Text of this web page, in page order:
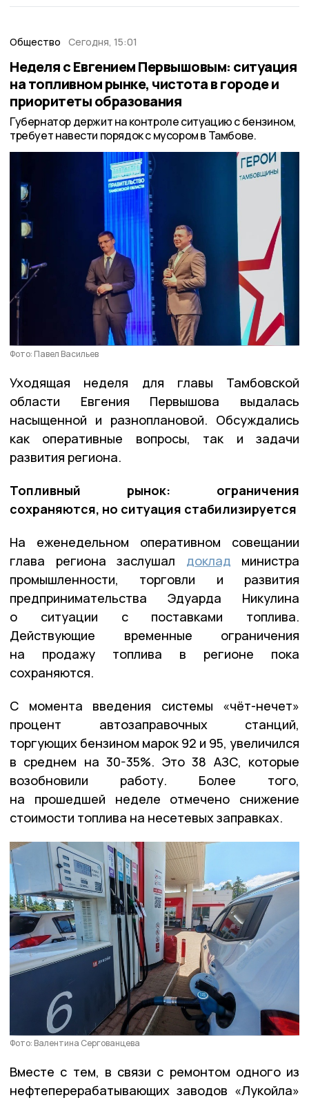
Общество Сегодня, 15:01
Неделя с Евгением Первышовым: ситуация
на топливном рынке, чистота в городе и
приоритеты образования
Губернатор держит на контроле ситуацию с бензином,
требует навести порядок с мусором в Тамбове.
Фото: Павел Васильев
Уходящая неделя для главы Тамбовской
области Евгения Первышова выдалась
насыщенной и разноплановой. Обсуждались
как оперативные вопросы, так и задачи
развития региона.
Топливный рынок: ограничения
сохраняются, но ситуация стабилизируется
На еженедельном оперативном совещании
глава региона заслушал доклад министра
промышленности, торговли и развития
предпринимательства Эдуарда Никулина
о ситуации с поставками топлива.
Действующие временные ограничения
на продажу топлива в регионе пока
сохраняются.
С момента введения системы «чёт-нечет»
процент автозаправочных станций,
торгующих бензином марок 92 и 95, увеличился
в среднем на 30-35%. Это 38 АЗС, которые
возобновили работу. Более того,
на прошедшей неделе отмечено снижение
стоимости топлива на несетевых заправках.
Фото: Валентина Сергованцева
Вместе с тем, в связи с ремонтом одного из
нефтеперерабатывающих заводов «Лукойла»